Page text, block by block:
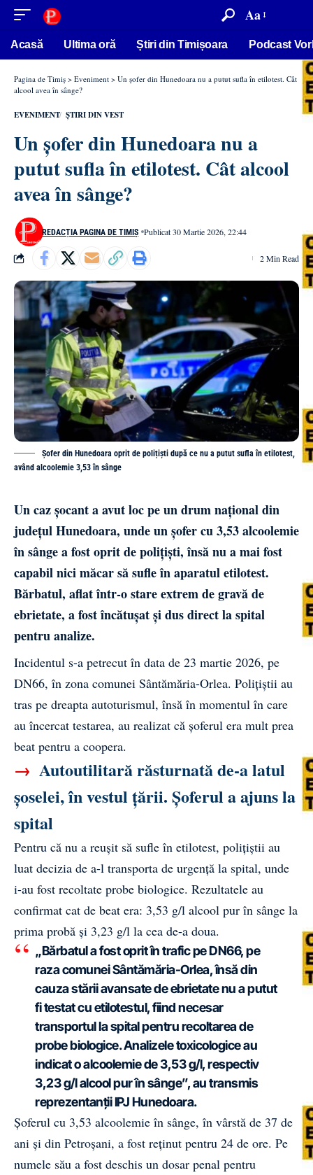
conținut Aa
Acasă Ultima oră Știri din Timișoara Podcast
Pagina de Timiș > Eveniment > Un șofer din Hunedoara nu a putut sufla în etilotest. Cât
alcool avea în sânge?
EVENIMENT ȘTIRI DIN VEST
Un șofer din Hunedoara nu a
putut sufla în etilotest. Cât alcool
avea în sânge?
REDACȚIA PAGINA DE TIMIȘ Publicat 30 Martie 2026, 22:44
2 Min Read
Șofer din Hunedoara oprit de polițiști după ce nu a putut sufla în etilotest,
având alcoolemie 3,53 în sânge
Un caz șocant a avut loc pe un drum național din
județul Hunedoara, unde un șofer cu 3,53 alcoolemie
în sânge a fost oprit de polițiști, însă nu a mai fost
capabil nici măcar să sufle în aparatul etilotest.
Bărbatul, aflat într-o stare extrem de gravă de
ebrietate, a fost încătușat și dus direct la spital
pentru analize.
Incidentul s-a petrecut în data de 23 martie 2026, pe
DN66, în zona comunei Sântămăria-Orlea. Polițiștii au
tras pe dreapta autoturismul, însă în momentul în care
au încercat testarea, au realizat că șoferul era mult prea
beat pentru a coopera.
→ Autoutilitară răsturnată de-a latul
șoselei, în vestul țării. Șoferul a ajuns la
spital
Pentru că nu a reușit să sufle în etilotest, polițiștii au
luat decizia de a-l transporta de urgență la spital, unde
i-au fost recoltate probe biologice. Rezultatele au
confirmat cat de beat era: 3,53 g/l alcool pur în sânge la
prima probă și 3,23 g/l la cea de-a doua.
„Bărbatul a fost oprit în trafic pe DN66, pe
raza comunei Sântămăria-Orlea, însă din
cauza stării avansate de ebrietate nu a putut
fi testat cu etilotestul, fiind necesar
transportul la spital pentru recoltarea de
probe biologice. Analizele toxicologice au
indicat o alcoolemie de 3,53 g/l, respectiv
3,23 g/l alcool pur în sânge”, au transmis
reprezentanții IPJ Hunedoara.
Șoferul cu 3,53 alcoolemie în sânge, în vârstă de 37 de
ani și din Petroșani, a fost reținut pentru 24 de ore. Pe
numele său a fost deschis un dosar penal pentru